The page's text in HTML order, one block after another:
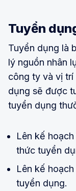
Tuyển
Tuyển dụng là
lý nguồn nhân
công ty và vị trí
dụng sẽ được
tuyển dụng
Lên kế
thức tuyển
Lên kế
tuyển dụng.